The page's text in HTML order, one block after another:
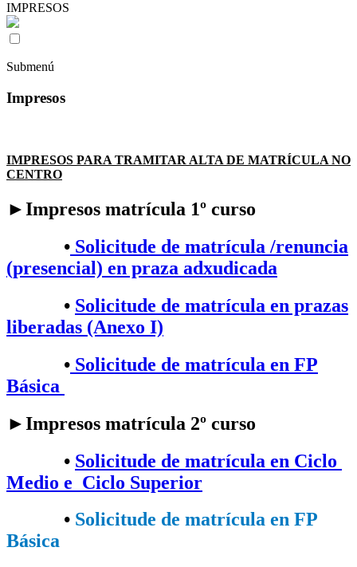
IMPRESOS
Submenú
Impresos
IMPRESOS PARA TRAMITAR ALTA DE MATRÍCULA NO
CENTRO
►Impresos matrícula 1º curso
• Solicitude de matrícula /renuncia
(presencial) en praza adxudicada
• Solicitude de matrícula en prazas
liberadas (Anexo I)
• Solicitude de matrícula en FP
Básica
►Impresos matrícula 2º curso
•​ Solicitude de matrícula en Ciclo
Medio e Ciclo Superior
•​ Solicitude de matrícula en FP
Básica